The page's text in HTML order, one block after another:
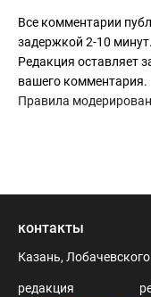
Все комментарии
задержкой 2-10 минут.
Редакция оставляет
вашего комментария.
Правила
контакты
Казань,
редакция